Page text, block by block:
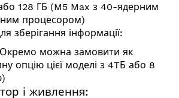
128 ГБ (M5 Max з 40-ядерним
процесором)
зберігання інформації:
можна замовити як
опцію цієї моделі з 4TБ або 8
і живлення: